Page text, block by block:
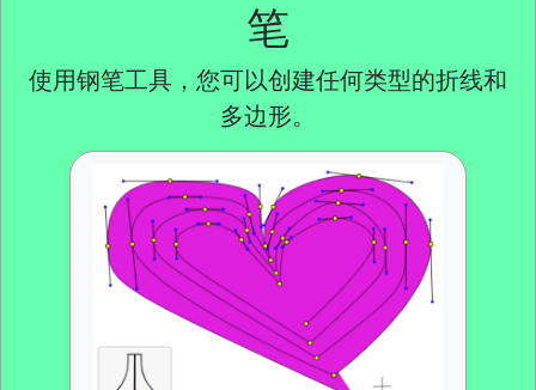
笔
使用钢笔工具，您可以创建任何类型的折线和
多边形。